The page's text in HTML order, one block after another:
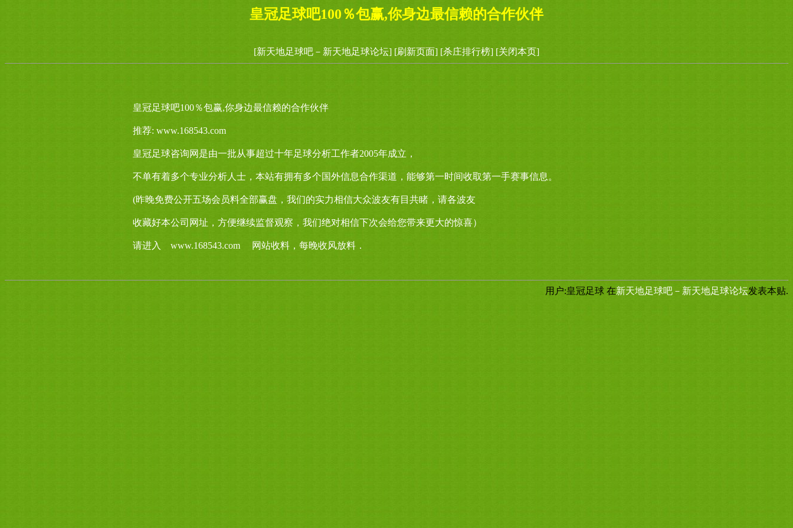
皇冠足球吧100％包赢,你身边最信赖的合作伙伴
[新天地足球吧－新天地足球论坛] [刷新页面] [杀庄排行榜] [关闭本页]
皇冠足球吧100％包赢,你身边最信赖的合作伙伴
推荐: www.168543.com
皇冠足球咨询网是由一批从事超过十年足球分析工作者2005年成立，
不单有着多个专业分析人士，本站有拥有多个国外信息合作渠道，能够第一时间收取第一手赛事信息。
(昨晚免费公开五场会员料全部赢盘，我们的实力相信大众波友有目共睹，请各波友
收藏好本公司网址，方便继续监督观察，我们绝对相信下次会给您带来更大的惊喜）
请进入 www.168543.com 网站收料，每晚收风放料．
用户:皇冠足球 在新天地足球吧－新天地足球论坛发表本贴.